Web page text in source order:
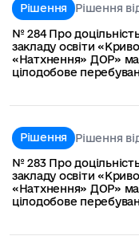
Рішення
Рішення
№ 284 Про
закладу освіти
«Натхнення» ДОР»
цілодобове
Рішення
Рішення
№ 283 Про
закладу освіти
«Натхнення» ДОР»
цілодобове